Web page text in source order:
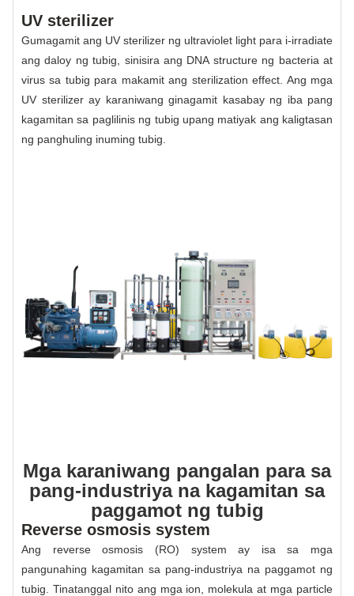
UV sterilizer
Gumagamit ang UV sterilizer ng ultraviolet light para i-irradiate
ang daloy ng tubig, sinisira ang DNA structure ng bacteria at
virus sa tubig para makamit ang sterilization effect. Ang mga
UV sterilizer ay karaniwang ginagamit kasabay ng iba pang
kagamitan sa paglilinis ng tubig upang matiyak ang kaligtasan
ng panghuling inuming tubig.
Mga karaniwang pangalan para sa
pang-industriya na kagamitan sa
paggamot ng tubig
Reverse osmosis system
Ang reverse osmosis (RO) system ay isa sa mga
pangunahing kagamitan sa pang-industriya na paggamot ng
tubig. Tinatanggal nito ang mga ion, molekula at mga particle